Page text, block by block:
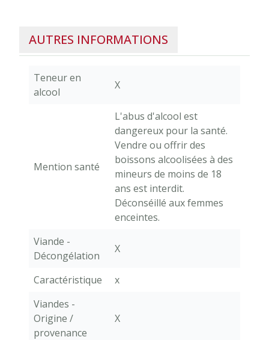
AUTRES INFORMATIONS
Teneur en
alcool
X
Mention santé
L'abus d'alcool est
dangereux pour la santé.
Vendre ou offrir des
boissons alcoolisées à des
mineurs de moins de 18
ans est interdit.
Déconséillé aux femmes
enceintes.
Viande -
Décongélation
X
Caractéristique
x
Viandes -
Origine /
provenance
X